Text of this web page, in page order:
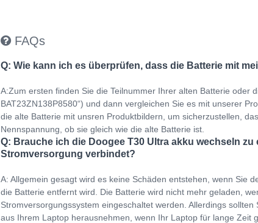
FAQs
Q: Wie kann ich es überprüfen, dass die Batterie mit
A:Zum ersten finden Sie die Teilnummer Ihrer alten Batterie oder
BAT23ZN138P8580“) und dann vergleichen Sie es mit unserer
die alte Batterie mit unsren Produktbildern, um sicherzustellen,
Nennspannung, ob sie gleich wie die alte Batterie ist.
Q: Brauche ich die Doogee T30 Ultra akku wechseln
Stromversorgung verbindet?
A: Allgemein gesagt wird es keine Schäden entstehen, wenn Sie
die Batterie entfernt wird. Die Batterie wird nicht mehr geladen,
Stromversorgungssystem eingeschaltet werden. Allerdings
aus Ihrem Laptop herausnehmen, wenn Ihr Laptop für lange Zeit